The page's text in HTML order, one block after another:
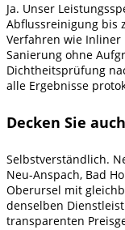
Ja. Unser
Abflussreinigung bis
Verfahren wie
Sanierung ohne
Dichtheitsprüfung
alle Ergebnisse
Decken Sie
Selbstverständlich.
Neu-Anspach, Bad
Oberursel mit
denselben
transparenten